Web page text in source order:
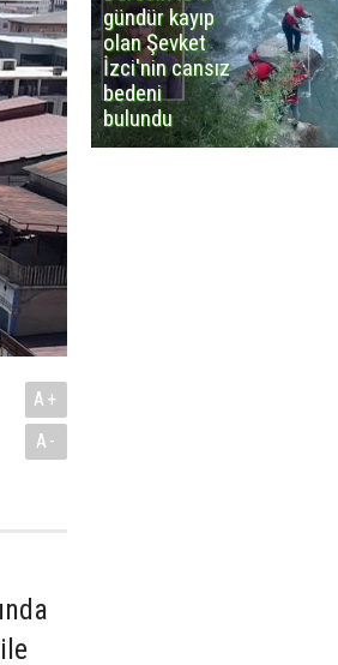
A+
A-
gündür kayıp
olan Şevket
İzci'nin cansız
bedeni
bulundu